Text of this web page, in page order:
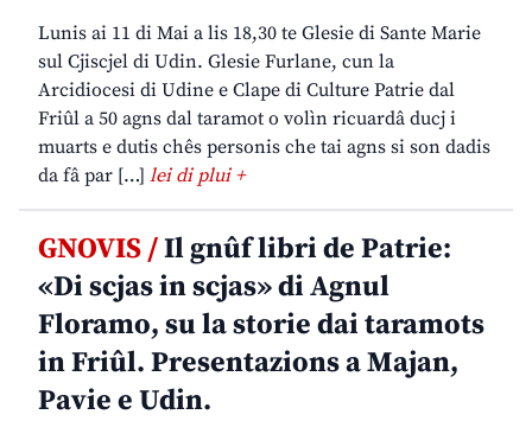
Lunis ai 11 di Mai a lis 18,30 te Glesie di Sante Marie
sul Cjiscjel di Udin. Glesie Furlane, cun la
Arcidiocesi di Udine e Clape di Culture Patrie dal
Friûl a 50 agns dal taramot o volìn ricuardâ ducj i
muarts e dutis chês personis che tai agns si son dadis
da fâ par […] lei di plui +
GNOVIS /Il gnûf libri de Patrie:
«Di scjas in scjas» di Agnul
Floramo, su la storie dai taramots
in Friûl. Presentazions a Majan,
Pavie e Udin.